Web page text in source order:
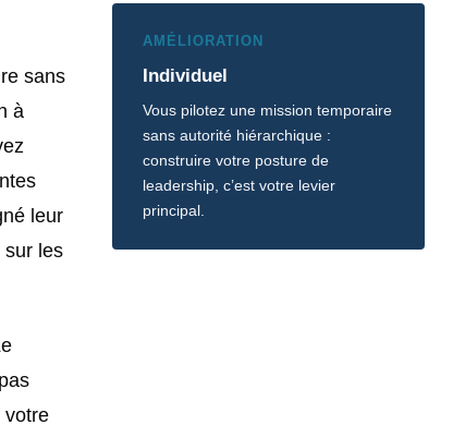
sans
à
leur
sur les
votre
AMÉLIORATION
Individuel
Vous pilotez une mission temporaire
sans autorité hiérarchique :
construire votre posture de
leadership, c’est votre levier
principal.